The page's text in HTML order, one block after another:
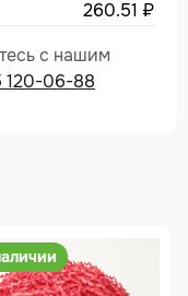
260.51 ₽
с нашим
120-06-88